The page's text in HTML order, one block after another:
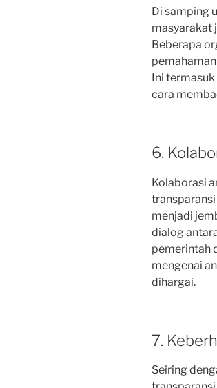
Di samping
masyarakat
Beberapa
Ini
cara
6.
Kolaborasi
menjadi
dialog
pemerintah
mengenai
dihargai.
7.
Seiring